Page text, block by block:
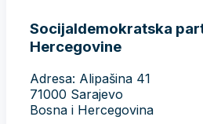
Socijaldemokratska
Hercegovine
Adresa: Alipašina 41
71000 Sarajevo
Bosna i Hercegovina